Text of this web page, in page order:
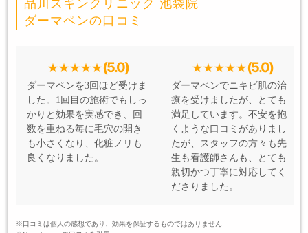
品川スキンクリニック 池袋院
ダーマペンの口コミ
(5.0)
ダーマペンを3回ほど受けま
した。1回目の施術でもしっ
かりと効果を実感でき、回
数を重ねる毎に毛穴の開き
も小さくなり、化粧ノリも
良くなりました。
(5.0)
ダーマペンでニキビ肌の治
療を受けましたが、とても
満足しています。不安を抱
くような口コミがありまし
たが、スタッフの方々も先
生も看護師さんも、とても
親切かつ丁寧に対応してく
ださりました。
※口コミは個人の感想であり、効果を保証するものではありません